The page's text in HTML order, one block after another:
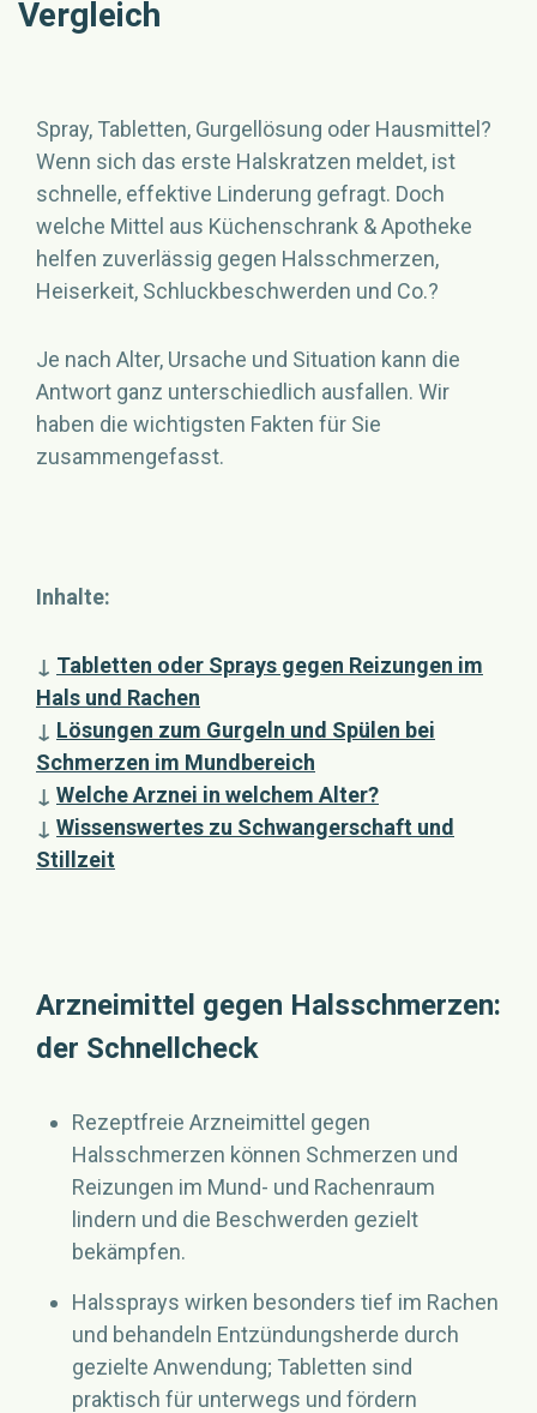
Vergleich
Spray, Tabletten, Gurgellösung oder Hausmittel?
Wenn sich das erste Halskratzen meldet, ist
schnelle, effektive Linderung gefragt. Doch
welche Mittel aus Küchenschrank & Apotheke
helfen zuverlässig gegen Halsschmerzen,
Heiserkeit, Schluckbeschwerden und Co.?
Je nach Alter, Ursache und Situation kann die
Antwort ganz unterschiedlich ausfallen. Wir
haben die wichtigsten Fakten für Sie
zusammengefasst.
Inhalte:
↓ Tabletten oder Sprays gegen Reizungen im
Hals und Rachen
↓ Lösungen zum Gurgeln und Spülen bei
Schmerzen im Mundbereich
↓ Welche Arznei in welchem Alter?
↓ Wissenswertes zu Schwangerschaft und
Stillzeit
Arzneimittel gegen Halsschmerzen:
der Schnellcheck
Rezeptfreie Arzneimittel gegen
Halsschmerzen können Schmerzen und
Reizungen im Mund- und Rachenraum
lindern und die Beschwerden gezielt
bekämpfen.
Halssprays wirken besonders tief im Rachen
und behandeln Entzündungsherde durch
gezielte Anwendung; Tabletten sind
praktisch für unterwegs und fördern